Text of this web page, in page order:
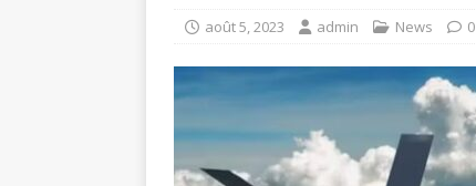
août 5, 2023 admin News 0